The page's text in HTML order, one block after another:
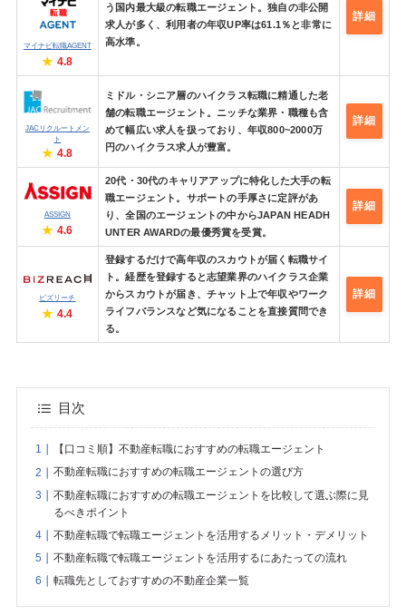
マイナビ転職AGENT
4.8
う国内最大級の転職エージェント。独自の非公開
求人が多く、利用者の年収UP率は61.1％と非常に
高水準。
詳細
JACリクルートメン
ト
4.8
ミドル・シニア層のハイクラス転職に精通した老
舗の転職エージェント。ニッチな業界・職種も含
めて幅広い求人を扱っており、年収800~2000万
円のハイクラス求人が豊富。
詳細
ASSIGN
4.6
20代・30代のキャリアアップに特化した大手の転
職エージェント。サポートの手厚さに定評があ
り、全国のエージェントの中からJAPAN HEADH
UNTER AWARDの最優秀賞を受賞。
詳細
ビズリーチ
4.4
登録するだけで高年収のスカウトが届く転職サイ
ト。経歴を登録すると志望業界のハイクラス企業
からスカウトが届き、チャット上で年収やワーク
ライフバランスなど気になることを直接質問でき
る。
詳細
目次
【口コミ順】不動産転職におすすめの転職エージェント
不動産転職におすすめの転職エージェントの選び方
不動産転職におすすめの転職エージェントを比較して選ぶ際に見
るべきポイント
不動産転職で転職エージェントを活用するメリット・デメリット
不動産転職で転職エージェントを活用するにあたっての流れ
転職先としておすすめの不動産企業一覧